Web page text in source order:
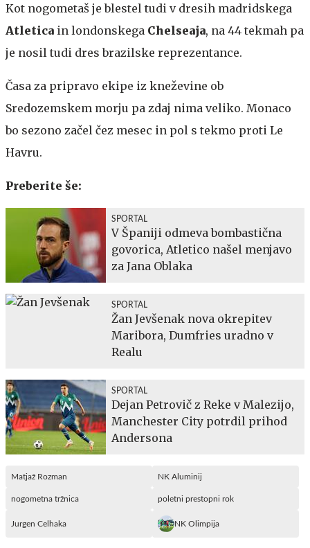
Kot nogometaš je blestel tudi v dresih madridskega
Atletica in londonskega Chelseaja, na 44 tekmah pa
je nosil tudi dres brazilske reprezentance.
Časa za pripravo ekipe iz kneževine ob
Sredozemskem morju pa zdaj nima veliko. Monaco
bo sezono začel čez mesec in pol s tekmo proti Le
Havru.
Preberite še:
SPORTAL
V Španiji odmeva bombastična
govorica, Atletico našel menjavo
za Jana Oblaka
SPORTAL
Žan Jevšenak nova okrepitev
Maribora, Dumfries uradno v
Realu
SPORTAL
Dejan Petrovič z Reke v Malezijo,
Manchester City potrdil prihod
Andersona
Matjaž Rozman NK Aluminij
nogometna tržnica poletni prestopni rok
Jurgen Celhaka NK Olimpija